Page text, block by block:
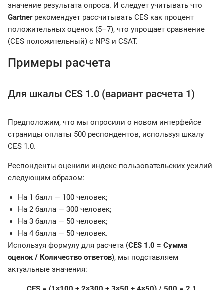
значение результата опроса. И следует учитывать что
Gartnerрекомендует рассчитывать CES как процент
положительных оценок (5–7), что упрощает сравнение
(CES положительный) с NPS и CSAT.
Примеры расчета
Для шкалы CES 1.0 (вариант расчета 1)
Предположим, что мы опросили о новом интерфейсе
страницы оплаты 500 респондентов, используя шкалу
CES 1.0.
Респонденты оценили индекс пользовательских усилий
следующим образом:
На 1 балл — 100 человек;
На 2 балла — 300 человек;
На 3 балла — 50 человек;
На 4 балла — 50 человек.
Используя формулу для расчета (CES 1.0 = Сумма
оценок / Количество ответов), мы подставляем
актуальные значения: